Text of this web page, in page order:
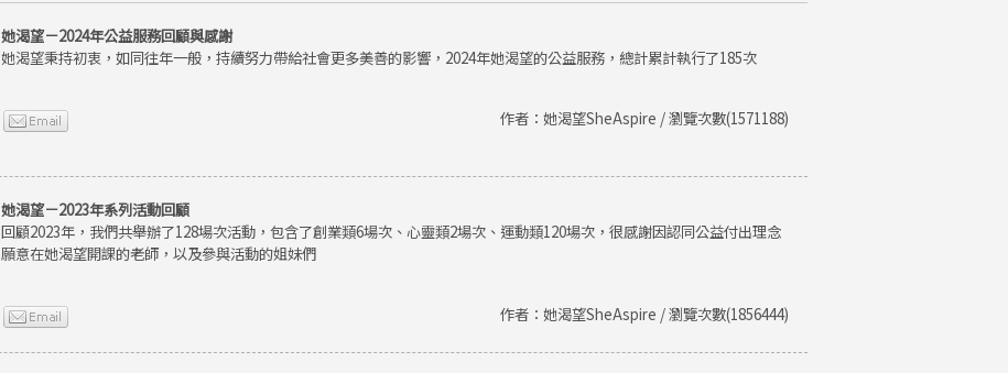
她渴望－2024年公益服務回顧與感謝
她渴望秉持初衷，如同往年一般，持續努力帶給社會更多美善的影響，2024年她渴望的公益服務，總計累計執行了185次
作者：她渴望SheAspire / 瀏覽次數(1571188)
她渴望－2023年系列活動回顧
回顧2023年，我們共舉辦了128場次活動，包含了創業類6場次、心靈類2場次、運動類120場次，很感謝因認同公益付出理念
願意在她渴望開課的老師，以及參與活動的姐妹們
作者：她渴望SheAspire / 瀏覽次數(1856444)